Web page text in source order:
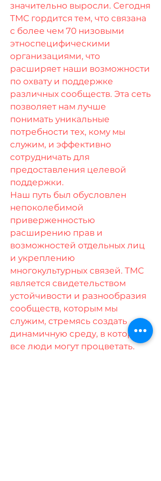
значительно выросли. Сегодня
TMC гордится тем, что связана
с более чем 70 низовыми
этноспецифическими
организациями, что
расширяет наши возможности
по охвату и поддержке
различных сообществ. Эта сеть
позволяет нам лучше
понимать уникальные
потребности тех, кому мы
служим, и эффективно
сотрудничать для
предоставления целевой
поддержки.
Наш путь был обусловлен
непоколебимой
приверженностью
расширению прав и
возможностей отдельных лиц
и укреплению
многокультурных связей. TMC
является свидетельством
устойчивости и разнообразия
сообществ, которым мы
служим, стремясь создать
динамичную среду, в которой
все люди могут процветать.